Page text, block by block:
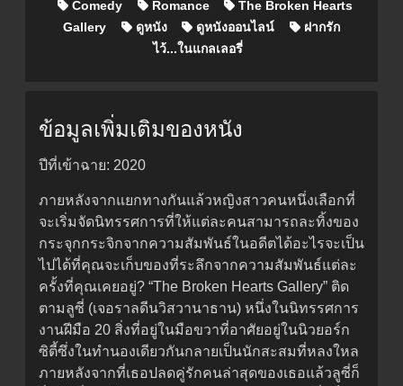
Comedy Romance
The Broken Hearts
Gallery
ดูหนัง ดูหนังออนไลน์
ฝากรัก
ไว้...ในแกลเลอรี่
ข้อมูลเพิ่มเติมของหนัง
ปีที่เข้าฉาย: 2020
ภายหลังจากแยกทางกันแล้วหญิงสาวคนหนึ่งเลือกที่
จะเริ่มจัดนิทรรศการที่ให้แต่ละคนสามารถละทิ้งของ
กระจุกกระจิกจากความสัมพันธ์ในอดีตได้อะไรจะเป็น
ไปได้ที่คุณจะเก็บของที่ระลึกจากความสัมพันธ์แต่ละ
ครั้งที่คุณเคยอยู่? “The Broken Hearts Gallery” ติด
ตามลูซี่ (เจอราลดีนวิสวานาธาน) หนึ่งในนิทรรศการ
งานฝีมือ 20 สิ่งที่อยู่ในมือขวาที่อาศัยอยู่ในนิวยอร์ก
ซิตี้ซึ่งในทำนองเดียวกันกลายเป็นนักสะสมที่หลงใหล
ภายหลังจากที่เธอปลดคู่รักคนล่าสุดของเธอแล้วลูซี่ก็